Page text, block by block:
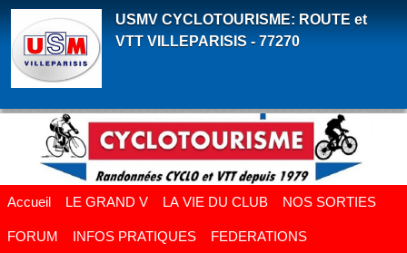
USMV CYCLOTOURISME: ROUTE et
VTT VILLEPARISIS - 77270
Accueil LE GRAND V LA VIE DU CLUB NOS SORTIES
FORUM INFOS PRATIQUES FEDERATIONS
Panneau de gestion des cookies